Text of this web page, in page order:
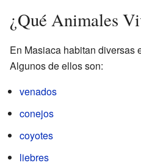
¿Qué Animales
En Masiaca habitan diversas
Algunos de ellos son:
venados
conejos
coyotes
liebres